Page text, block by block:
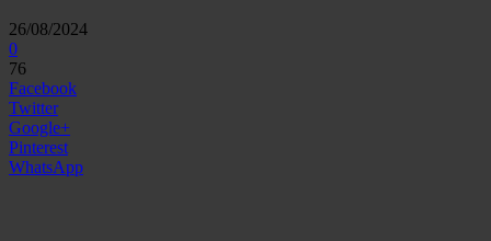
26/08/2024
0
76
Facebook
Twitter
Google+
Pinterest
WhatsApp